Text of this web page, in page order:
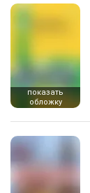
показать
обложку